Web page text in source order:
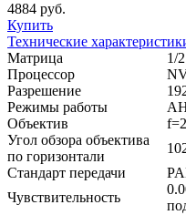
4884 руб.
Купить
Технические
Матрица
1/
Процессор
Разрешение
Режимы работы
Объектив
Угол обзора объектива
по горизонтали
Стандарт передачи
Чувствительность